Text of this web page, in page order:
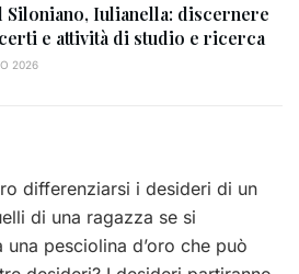
Siloniano, Iulianella: discernere
e attività di studio e ricerca
2026
differenziarsi i desideri di un
di una ragazza se si
pesciolina d’oro che può